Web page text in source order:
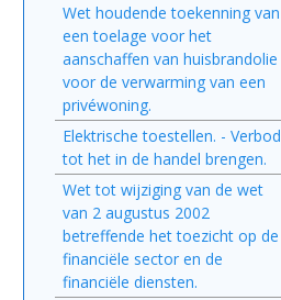
Wet houdende toekenning van
een toelage voor het
aanschaffen van huisbrandolie
voor de verwarming van een
privéwoning.
Elektrische toestellen. - Verbod
tot het in de handel brengen.
Wet tot wijziging van de wet
van 2 augustus 2002
betreffende het toezicht op de
financiële sector en de
financiële diensten.